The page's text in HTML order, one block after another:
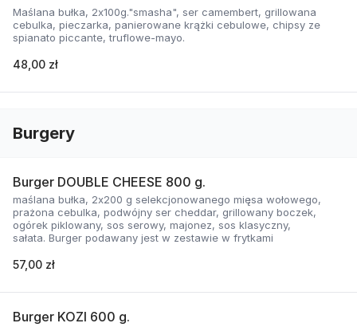
Maślana bułka, 2x100g."smasha", ser camembert, grillowana
cebulka, pieczarka, panierowane krążki cebulowe, chipsy ze
spianato piccante, truflowe-mayo.
48,00 zł
Burgery
Burger DOUBLE CHEESE 800 g.
maślana bułka, 2x200 g selekcjonowanego mięsa wołowego,
prażona cebulka, podwójny ser cheddar, grillowany boczek,
ogórek piklowany, sos serowy, majonez, sos klasyczny,
sałata. Burger podawany jest w zestawie w frytkami
57,00 zł
Burger KOZI 600 g.